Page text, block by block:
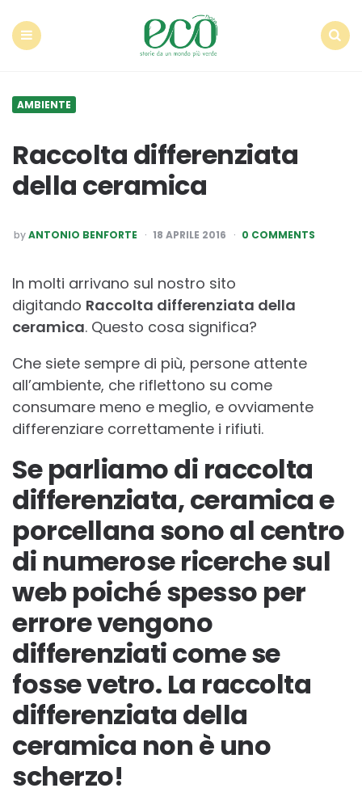
AMBIENTE
Raccolta differenziata
della ceramica
POSTED
BY
byANTONIO BENFORTE 18 APRILE 2016 0 COMMENTS
In molti arrivano sul nostro sito
digitando Raccolta differenziata della
ceramica. Questo cosa significa?
Che siete sempre di più, persone attente
all’ambiente, che riflettono su come
consumare meno e meglio, e ovviamente
differenziare correttamente i rifiuti.
Se parliamo di raccolta
differenziata, ceramica e
porcellana sono al centro
di numerose ricerche sul
web poiché spesso per
errore vengono
differenziati come se
fosse vetro. La raccolta
differenziata della
ceramica non è uno
scherzo!